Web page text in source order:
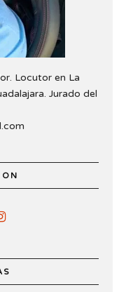
Locutor en La
Jurado del